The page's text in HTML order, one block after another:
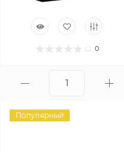
0
Популярный